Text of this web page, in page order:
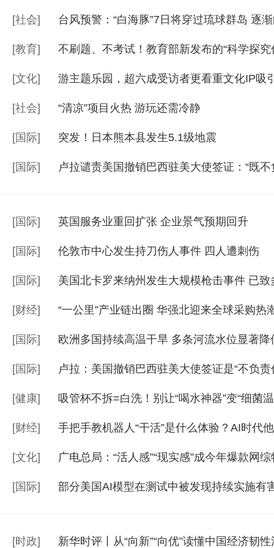
[社会] 台风预警：“白海豚”7日将穿过琉球群岛 逐
[教育] 不刷题、不考试！教育部新发布的“科学探究
[文化] 游主题乐园，超六成受访者更看重文化IP吸
[社会] “清凉”项目火热 游玩还需冷静
[国际] 突发！日本熊本县发生5.1级地震
[国际] 卢拉谴责美国撤销巴西驻美大使签证：“既
[国际] 英国服务业重回扩张 企业景气预期回升
[国际] 伦敦市中心发生持刀伤人事件 四人遭刺伤
[国际] 美国北卡罗来纳州发生大规模枪击事件 已致
[财经] “一公里”产业链出圈 华强北迎来全球采购热
[国际] 欧洲多国持续高温干旱 多条河流水位显著降
[国际] 卢拉：美国撤销巴西驻美大使签证是“不负责
[健康] 吸管杯不拆=白洗！别让“喝水神器”变“细菌
[财经] 手把手教机器人“干活”是什么体验？AI时代
[文化] 广电总局：“活人感”“现实感”成今年爆款网
[国际] 部分美国AI模型在测试中被发现持续实施有
[时政] 新华时评丨从“向新”“向优”读懂中国经济韧